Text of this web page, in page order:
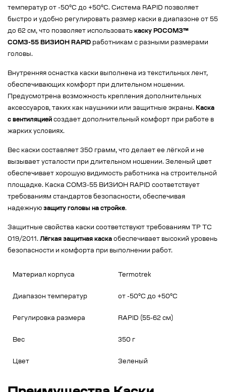
температур от -50°C до +50°C. Система RAPID позволяет
быстро и удобно регулировать размер каски в диапазоне от 55
до 62 см, что позволяет использовать каску РОСОМЗ™
СОМЗ-55 ВИЗИОН RAPID работникам с разными размерами
головы.
Внутренняя оснастка каски выполнена из текстильных лент,
обеспечивающих комфорт при длительном ношении.
Предусмотрена возможность крепления дополнительных
аксессуаров, таких как наушники или защитные экраны. Каска
с вентиляцией создает дополнительный комфорт при работе в
жарких условиях.
Вес каски составляет 350 грамм, что делает ее лёгкой и не
вызывает усталости при длительном ношении. Зеленый цвет
обеспечивает хорошую видимость работника на строительной
площадке. Каска СОМЗ-55 ВИЗИОН RAPID соответствует
требованиям стандартов безопасности, обеспечивая
надежную защиту головы на стройке.
Защитные свойства каски соответствуют требованиям ТР ТС
019/2011. Лёгкая защитная каска обеспечивает высокий уровень
безопасности и комфорта при выполнении работ.
Материал корпуса Termotrek
Диапазон температур от -50°C до +50°C
Регулировка размера RAPID (55-62 см)
Вес 350 г
Цвет Зеленый